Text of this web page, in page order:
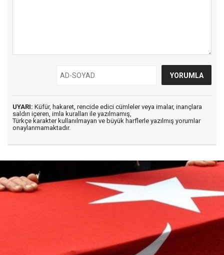
UYARI: Küfür, hakaret, rencide edici cümleler veya imalar, inançlara
saldırı içeren, imla kuralları ile yazılmamış,
Türkçe karakter kullanılmayan ve büyük harflerle yazılmış yorumlar
onaylanmamaktadır.